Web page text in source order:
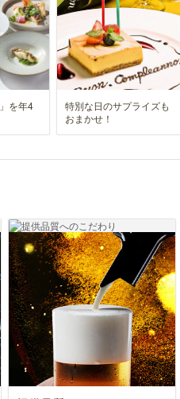
を年4
特別な日のサプライズも
おまかせ！